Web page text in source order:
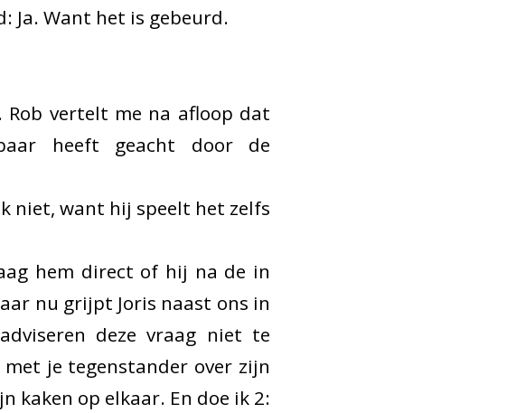
Ja. Want het is gebeurd.
vertelt me na afloop dat
heeft geacht door de
niet, want hij speelt het zelfs
hem direct of hij na de in
nu grijpt Joris naast ons in
deze vraag niet te
je tegenstander over zijn
kaken op elkaar. En doe ik 2: